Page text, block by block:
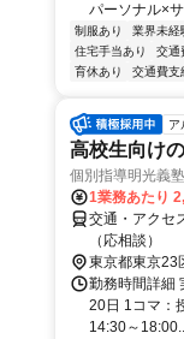
パーソナル×
制服あり 業界未経
住宅手当あり
交通
育休あり
交通費支
ア
高校生向け
個別指導明光義
1業務あたり
交通・アクセ
（応相談）
東京都東京23
勤務時間詳細
20日 1コマ：
14:30～